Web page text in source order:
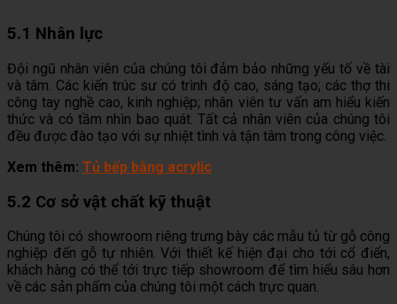
5.1 Nhân lực
Đội ngũ nhân viên của chúng tôi đảm bảo những yếu tố về tài
và tâm. Các kiến trúc sư có trình độ cao, sáng tạo; các thợ thi
công tay nghề cao, kinh nghiệp; nhân viên tư vấn am hiểu kiến
thức và có tầm nhìn bao quát. Tất cả nhân viên của chúng tôi
đều được đào tạo với sự nhiệt tình và tận tâm trong công việc.
Xem thêm: Tủ bếp bằng acrylic
5.2 Cơ sở vật chất kỹ thuật
Chúng tôi có showroom riêng trưng bày các mẫu tủ từ gỗ công
nghiệp đến gỗ tự nhiên. Với thiết kế hiện đại cho tới cổ điển,
khách hàng có thể tới trực tiếp showroom để tìm hiểu sâu hơn
về các sản phẩm của chúng tôi một cách trực quan.